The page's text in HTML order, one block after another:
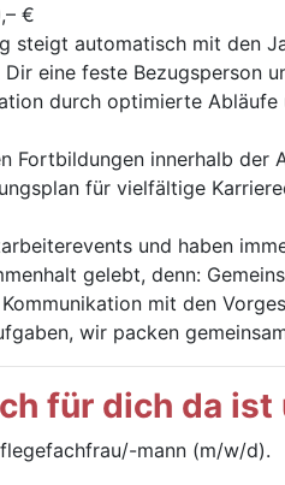
€
steigt automatisch mit den
eine feste Bezugsperson
durch optimierte
Fortbildungen innerhalb der
für vielfältige
und haben
gelebt, denn:
mit den
wir packen
für dich da
mann (m/w/d).